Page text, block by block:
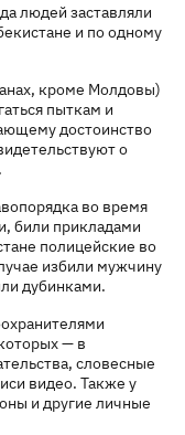
людей заставляли
и по одному
кроме Молдовы)
пыткам и
достоинство
о
во время
били прикладами
полицейские во
избили мужчину
дубинками.
— в
словесные
видео. Также у
и другие личные